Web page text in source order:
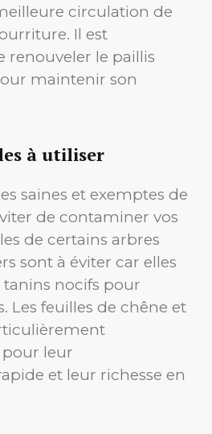
circulation de
Il est
renouveler le paillis
maintenir son
à utiliser
saines et exemptes de
de contaminer vos
de certains arbres
sont à éviter car elles
nocifs pour
Les feuilles de chêne et
leur
et leur richesse en